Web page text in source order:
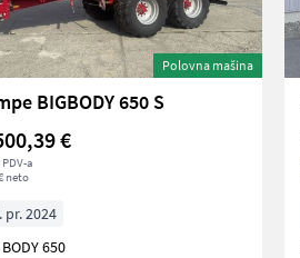
Polovna mašina
BIGBODY 650 S
€
a
neto
pr. 2024
650